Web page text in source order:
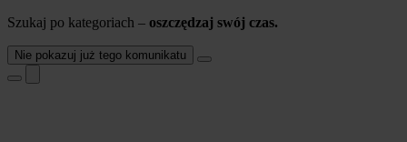
Szukaj po kategoriach – oszczędzaj swój czas.
Nie pokazuj już tego komunikatu